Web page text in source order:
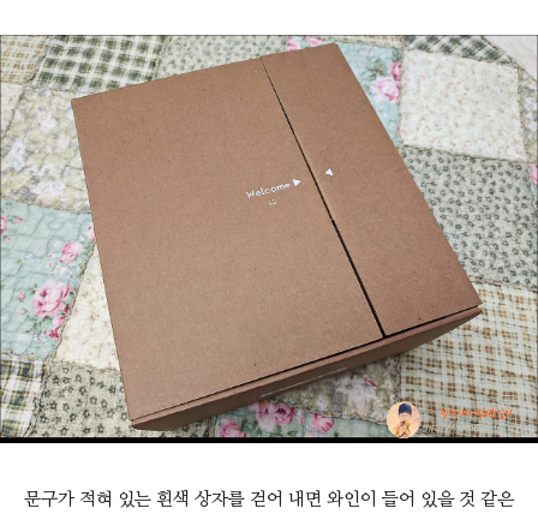
문구가 적혀 있는 흰색 상자를 걷어 내면 와인이 들어 있을 것 같은